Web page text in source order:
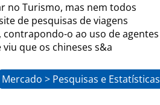
no Turismo, mas nem todos
de pesquisas de viagens
contrapondo-o ao uso de agentes
que os chineses s&a
Mercado > Pesquisas e Estatísticas